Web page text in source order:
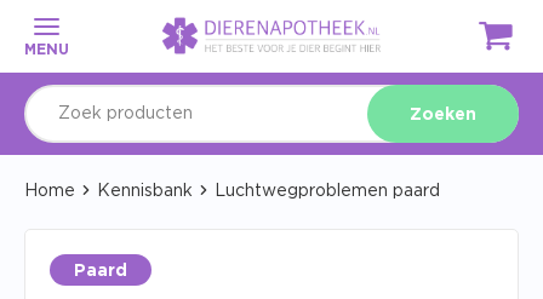
MENU
Zoeken
Home Kennisbank Luchtwegproblemen paard
Paard